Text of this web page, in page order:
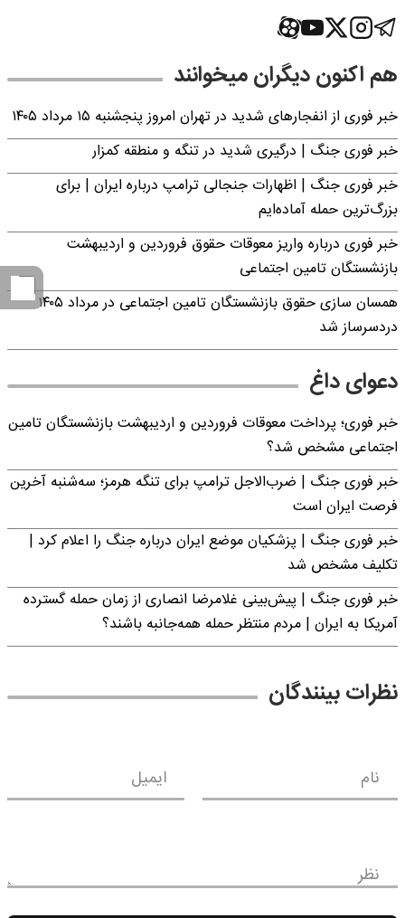
هم اکنون دیگران میخوانند
خبر فوری از انفجارهای شدید در تهران امروز پنجشنبه ۱۵ مرداد ۱۴۰۵
خبر فوری جنگ | درگیری شدید در تنگه و منطقه کمزار
خبر فوری جنگ | اظهارات جنجالی ترامپ درباره ایران | برای
بزرگ‌ترین حمله آماده‌ایم
خبر فوری درباره واریز معوقات حقوق فروردین و اردیبهشت
بازنشستگان تامین اجتماعی
همسان سازی حقوق بازنشستگان تامین اجتماعی در مرداد ۱۴۰۵
دردسرساز شد
دعوای داغ
خبر فوری؛ پرداخت معوقات فروردین و اردیبهشت بازنشستگان تامین
اجتماعی مشخص شد؟
خبر فوری جنگ | ضرب‌الاجل ترامپ برای تنگه هرمز؛ سه‌شنبه آخرین
فرصت ایران است
خبر فوری جنگ | پزشکیان موضع ایران درباره جنگ را اعلام کرد |
تکلیف مشخص شد
خبر فوری جنگ | پیش‌بینی غلامرضا انصاری از زمان حمله گسترده
آمریکا به ایران | مردم منتظر حمله همه‌جانبه باشند؟
نظرات بینندگان
نام ایمیل
نظر